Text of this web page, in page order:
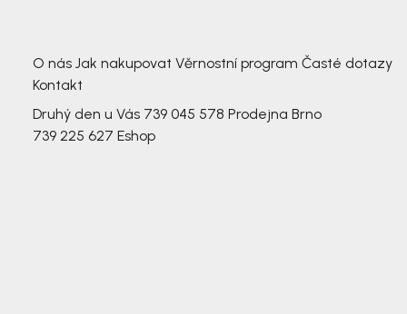
O nás Jak nakupovat Věrnostní program Časté dotazy
Kontakt
Druhý den u Vás 739 045 578 Prodejna Brno
739 225 627 Eshop